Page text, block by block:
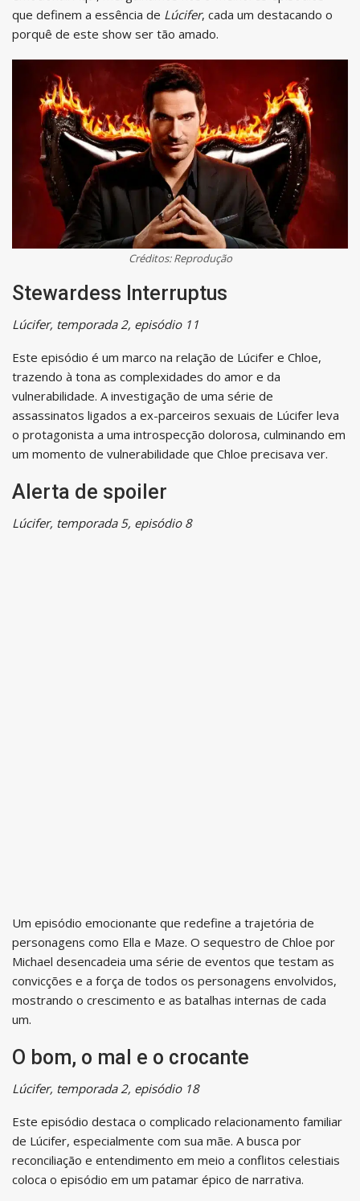
que definem a essência de Lúcifer, cada um destacando o
porquê de este show ser tão amado.
Créditos: Reprodução
Stewardess Interruptus
Lúcifer, temporada 2, episódio 11
Este episódio é um marco na relação de Lúcifer e Chloe,
trazendo à tona as complexidades do amor e da
vulnerabilidade. A investigação de uma série de
assassinatos ligados a ex-parceiros sexuais de Lúcifer leva
o protagonista a uma introspecção dolorosa, culminando em
um momento de vulnerabilidade que Chloe precisava ver.
Alerta de spoiler
Lúcifer, temporada 5, episódio 8
Um episódio emocionante que redefine a trajetória de
personagens como Ella e Maze. O sequestro de Chloe por
Michael desencadeia uma série de eventos que testam as
convicções e a força de todos os personagens envolvidos,
mostrando o crescimento e as batalhas internas de cada
um.
O bom, o mal e o crocante
Lúcifer, temporada 2, episódio 18
Este episódio destaca o complicado relacionamento familiar
de Lúcifer, especialmente com sua mãe. A busca por
reconciliação e entendimento em meio a conflitos celestiais
coloca o episódio em um patamar épico de narrativa.